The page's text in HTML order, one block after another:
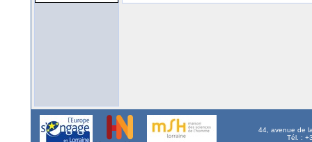
44, avenue de
Tél. :